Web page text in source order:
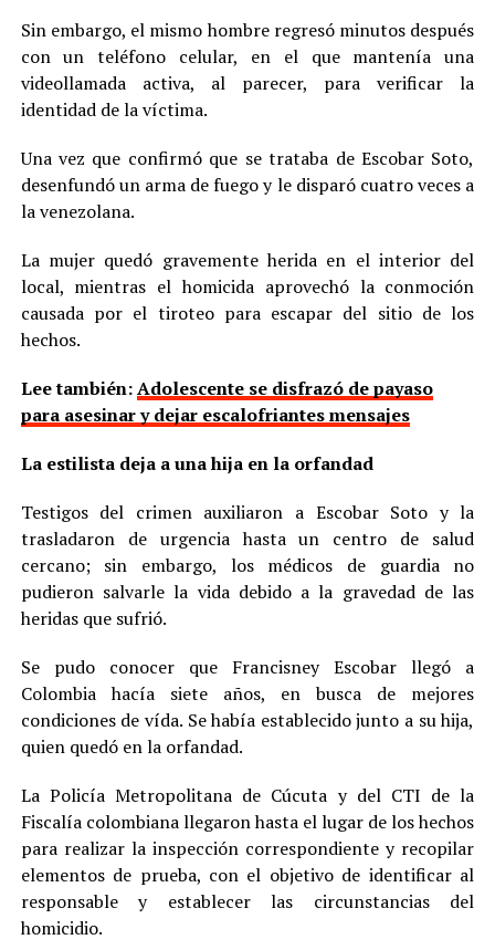
Sin embargo, el mismo hombre regresó minutos después
con un teléfono celular, en el que mantenía una
videollamada activa, al parecer, para verificar la
identidad de la víctima.
Una vez que confirmó que se trataba de Escobar Soto,
desenfundó un arma de fuego y le disparó cuatro veces a
la venezolana.
La mujer quedó gravemente herida en el interior del
local, mientras el homicida aprovechó la conmoción
causada por el tiroteo para escapar del sitio de los
hechos.
Lee también:Adolescente se disfrazó de payaso
para asesinar y dejar escalofriantes mensajes
La estilista deja a una hija en la orfandad
Testigos del crimen auxiliaron a Escobar Soto y la
trasladaron de urgencia hasta un centro de salud
cercano; sin embargo, los médicos de guardia no
pudieron salvarle la vida debido a la gravedad de las
heridas que sufrió.
Se pudo conocer que Francisney Escobar llegó a
Colombia hacía siete años, en busca de mejores
condiciones de vída. Se había establecido junto a su hija,
quien quedó en la orfandad.
La Policía Metropolitana de Cúcuta y del CTI de la
Fiscalía colombiana llegaron hasta el lugar de los hechos
para realizar la inspección correspondiente y recopilar
elementos de prueba, con el objetivo de identificar al
responsable y establecer las circunstancias del
homicidio.